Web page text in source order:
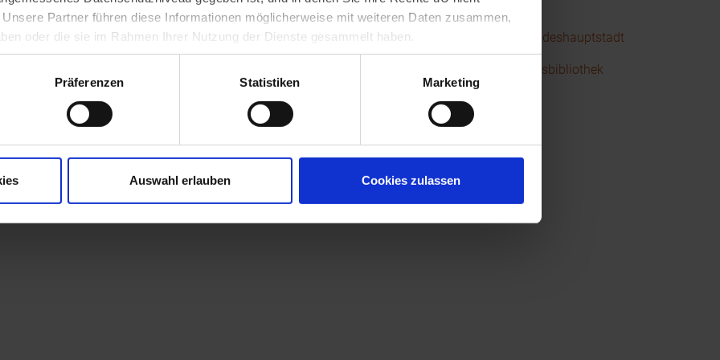
Partner führen diese Informationen möglicherweise mit weiteren Daten zusammen,
oder die sie im Rahmen Ihrer Nutzung der Dienste gesammelt haben.
Präferenzen Statistiken Marketing
Auswahl erlauben Cookies zulassen
auf Wikimedia Commons zu St. Pölten Wikipedia-Eintrag zu Rathaus
auf Wikimedia Commons zu Rathaus Wikipedia-Eintrag zu Der Weg zur Landeshauptstadt
Bilder d. topogr. Sammlung/NÖ Landesbibliothek
Austria - Gemeindedaten zu Sankt Pölten